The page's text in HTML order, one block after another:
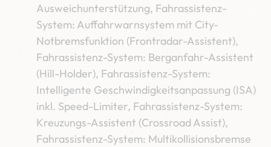
Ausweichunterstützung, Fahrassistenz-
System: Auffahrwarnsystem mit City-
Notbremsfunktion (Frontradar-Assistent),
Fahrassistenz-System: Berganfahr-Assistent
(Hill-Holder), Fahrassistenz-System:
Intelligente Geschwindigkeitsanpassung (ISA)
inkl. Speed-Limiter, Fahrassistenz-System:
Kreuzungs-Assistent (Crossroad Assist),
Fahrassistenz-System: Multikollisionsbremse